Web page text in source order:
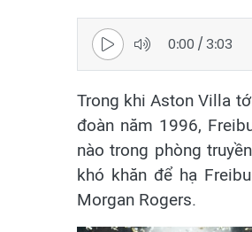
0:00 /3:03
Trong khi Aston Villa
đoàn năm 1996,
nào trong phòng
khó khăn để hạ
Morgan Rogers.